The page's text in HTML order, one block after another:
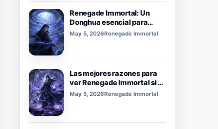
Renegade Immortal: Un
Donghua esencial para
Xianxia y los fanáticos del
May 5, 2026Renegade Immortal
Las mejores razones para
ver Renegade Immortal si te
gusta el donghua de
May 5, 2026Renegade Immortal